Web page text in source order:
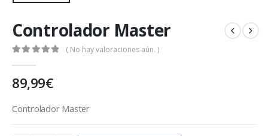
Controlador Master
( No hay valoraciones aún. )
89,99€
Controlador Master